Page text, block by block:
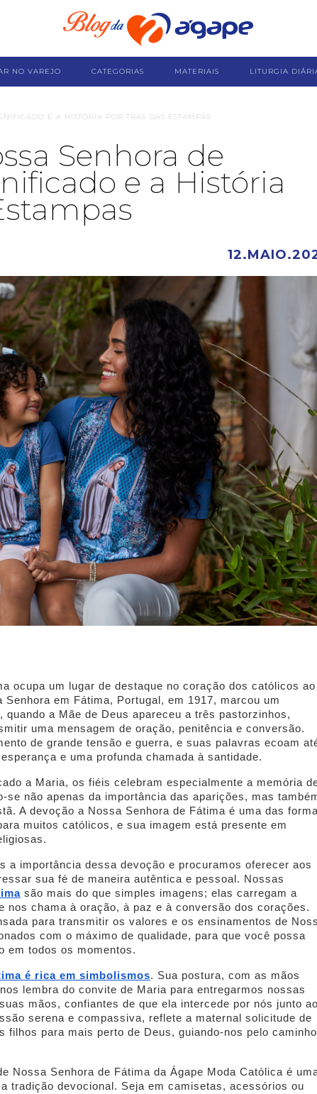
NO VAREJO CATEGORIAS MATERIAIS LITURGIA
E A HISTÓRIA POR TRÁS DAS ESTAMPAS
Senhora de
e a História
ocupa um lugar de destaque no coração dos católicos ao
Senhora em Fátima, Portugal, em 1917, marcou um
a Mãe de Deus apareceu a três pastorzinhos,
uma mensagem de oração, penitência e conversão.
de grande tensão e guerra, e suas palavras ecoam
e uma profunda chamada à santidade.
a Maria, os fiéis celebram especialmente a memória
se não apenas da importância das aparições, mas
A devoção a Nossa Senhora de Fátima é uma das
muitos católicos, e sua imagem está presente em
a importância dessa devoção e procuramos oferecer aos
sua fé de maneira autêntica e pessoal. Nossas
são mais do que simples imagens; elas carregam a
nos chama à oração, à paz e à conversão dos corações.
para transmitir os valores e os ensinamentos de
com o máximo de qualidade, para que você possa
em todos os momentos.
é rica em simbolismos. Sua postura, com as mãos
lembra do convite de Maria para entregarmos nossas
mãos, confiantes de que ela intercede por nós junto ao
serena e compassiva, reflete a maternal solicitude de
filhos para mais perto de Deus, guiando-nos pelo caminho
Nossa Senhora de Fátima da Ágape Moda Católica é
tradição devocional. Seja em camisetas, acessórios ou